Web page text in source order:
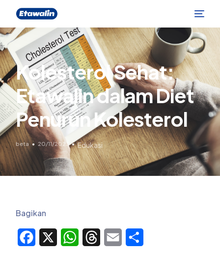
Kolesterol Sehat:
Etawalin dalam Diet
Penurun Kolesterol
beta 20/11/2023 Edukasi
Bagikan
Facebook WhatsAppThreadsEmail